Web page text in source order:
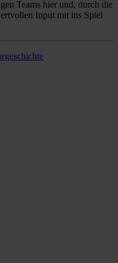
Teams hier und, durch die
Input mit ins Spiel